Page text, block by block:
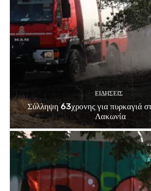
ΕΙΔΗΣΕΙΣ
Σύλληψη 63χρονης για πυρκαγιά
Λακωνία